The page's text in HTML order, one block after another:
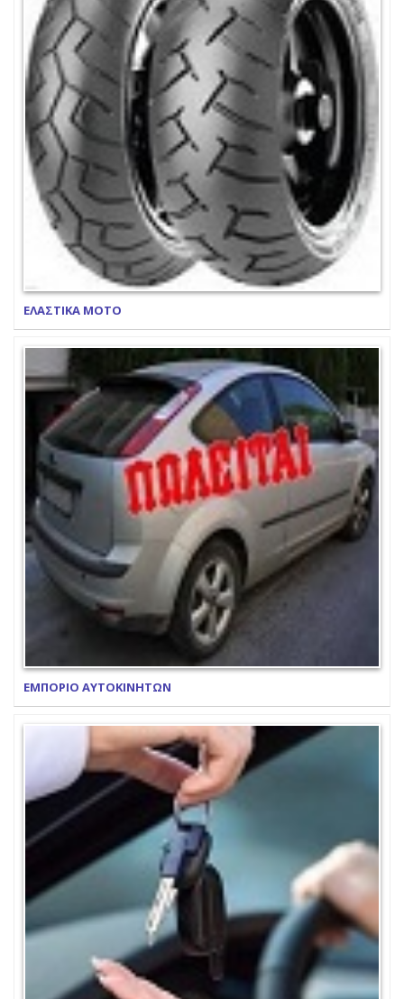
ΕΛΑΣΤΙΚΑ ΜΟΤΟ
ΕΜΠΟΡΙΟ ΑΥΤΟΚΙΝΗΤΩΝ